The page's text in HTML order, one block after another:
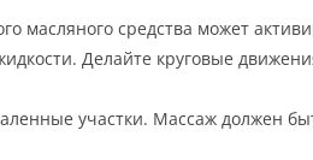
масляного средства может
Делайте круговые
участки. Массаж должен